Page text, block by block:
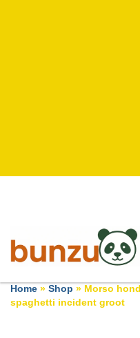
Home » Shop » Morso
spaghetti incident groot